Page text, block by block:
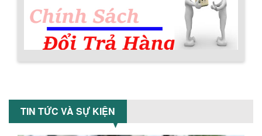
TIN TỨC VÀ SỰ KIỆN
VÌ SAO DOANH NGHIỆP NÊN CHỌN MÁY
NGHIỀN MÀU SƠN Á ÂU?
Khám phá lý do doanh nghiệp nên
chọn máy nghiền màu sơn Á Âu: hiệu
CÔNG NGHIỆP GIẢM SỐC
công nghiệp giảm sốc lên đến 20%.
Tiết kiệm chi phí, nhận ngay máy